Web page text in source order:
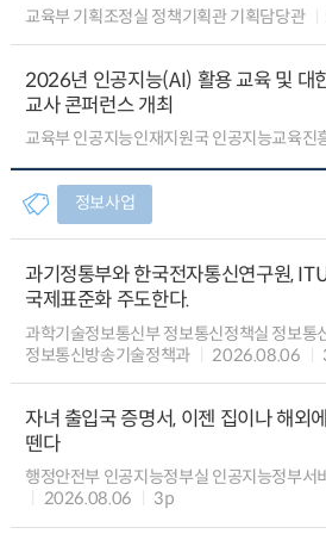
교육부 기획조정실 정책기획관 기획담당관
2026년 인공지능(AI) 활용 교육 및 대
교사 콘퍼런스 개최
교육부 인공지능인재지원국 인공지능교육진
정보사업
과기정통부와 한국전자통신연구원,
국제표준화 주도한다.
과학기술정보통신부 정보통신정책실 정보통
정보통신방송기술정책과
2026.08.06
자녀 출입국 증명서, 이젠 집이나 해외
뗀다
행정안전부 인공지능정부실 인공지능정부서
2026.08.06
3p